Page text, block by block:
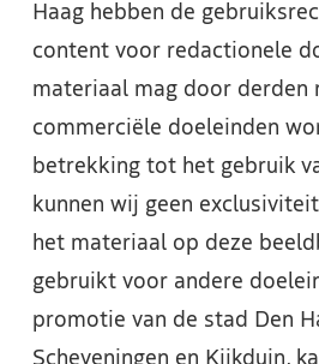
Haag hebben de
content voor redactionele
materiaal mag door derden
commerciële doeleinden
betrekking tot het gebruik
kunnen wij geen
het materiaal op deze
gebruikt voor andere
promotie van de stad Den